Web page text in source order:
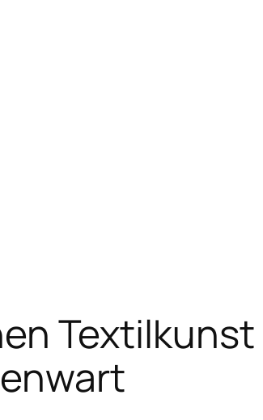
Textilkunst